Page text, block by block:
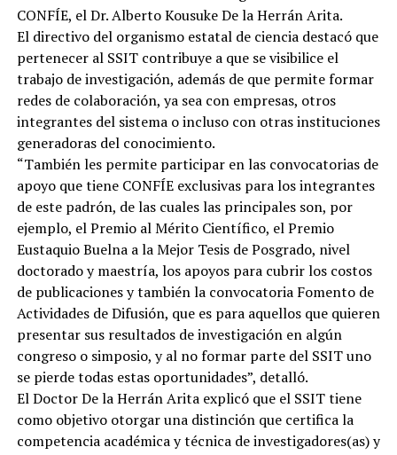
CONFÍE, el Dr. Alberto Kousuke De la Herrán Arita.
El directivo del organismo estatal de ciencia destacó que
pertenecer al SSIT contribuye a que se visibilice el
trabajo de investigación, además de que permite formar
redes de colaboración, ya sea con empresas, otros
integrantes del sistema o incluso con otras instituciones
generadoras del conocimiento.
“También les permite participar en las convocatorias de
apoyo que tiene CONFÍE exclusivas para los integrantes
de este padrón, de las cuales las principales son, por
ejemplo, el Premio al Mérito Científico, el Premio
Eustaquio Buelna a la Mejor Tesis de Posgrado, nivel
doctorado y maestría, los apoyos para cubrir los costos
de publicaciones y también la convocatoria Fomento de
Actividades de Difusión, que es para aquellos que quieren
presentar sus resultados de investigación en algún
congreso o simposio, y al no formar parte del SSIT uno
se pierde todas estas oportunidades”, detalló.
El Doctor De la Herrán Arita explicó que el SSIT tiene
como objetivo otorgar una distinción que certifica la
competencia académica y técnica de investigadores(as) y